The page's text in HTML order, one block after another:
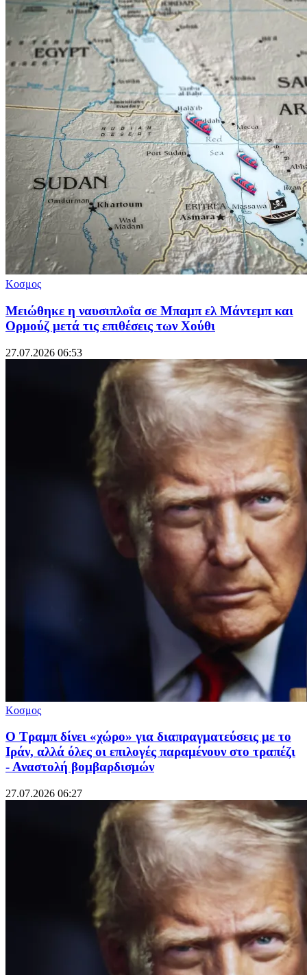
Κοσμος
Μειώθηκε η ναυσιπλοΐα σε Μπαμπ ελ Μάντεμπ και
Ορμούζ μετά τις επιθέσεις των Χούθι
27.07.2026 06:53
Κοσμος
Ο Τραμπ δίνει «χώρο» για διαπραγματεύσεις με το
Ιράν, αλλά όλες οι επιλογές παραμένουν στο τραπέζι
- Αναστολή βομβαρδισμών
27.07.2026 06:27